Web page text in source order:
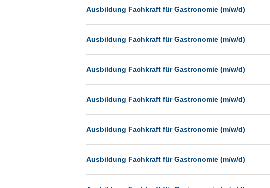
Hildesheim
Ingolstadt
Kassel
Landau
Mainz
Mannheim
Ausbildung Fachkraft für Gastronomie (m/w/d)
Ausbildung Fachkraft für Gastronomie (m/w/d)
Ausbildung Fachkraft für Gastronomie (m/w/d)
Ausbildung Fachkraft für Gastronomie (m/w/d)
Ausbildung Fachkraft für Gastronomie (m/w/d)
Ausbildung Fachkraft für Gastronomie (m/w/d)